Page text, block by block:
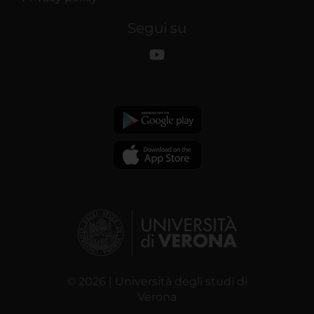
Segui su
© 2026 | Università degli studi di
Verona